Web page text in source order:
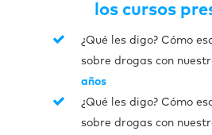
los cursos
¿Qué les digo? Cómo
sobre drogas con
años
¿Qué les digo? Cómo
sobre drogas con